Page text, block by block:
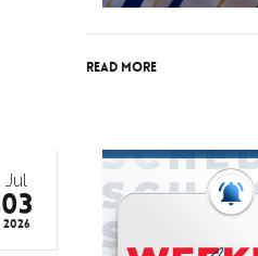
Read More
Jul
03
2026